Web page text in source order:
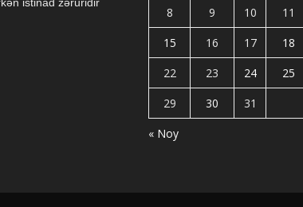
istinad zəruridir
« Noy
8
9 10 11
15
16 17 18
22
23 24 25
29
30 31